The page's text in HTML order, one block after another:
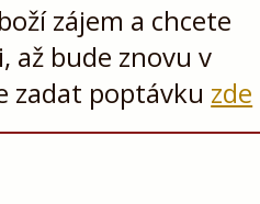
zájem a chcete
až bude znovu v
zadat poptávku zde